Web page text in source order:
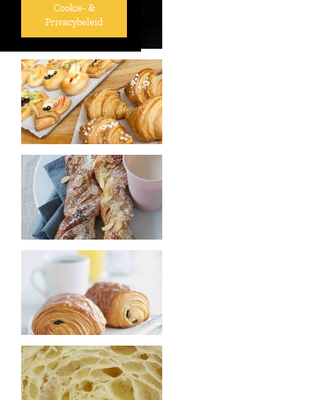
Cookie- &
Privacybeleid